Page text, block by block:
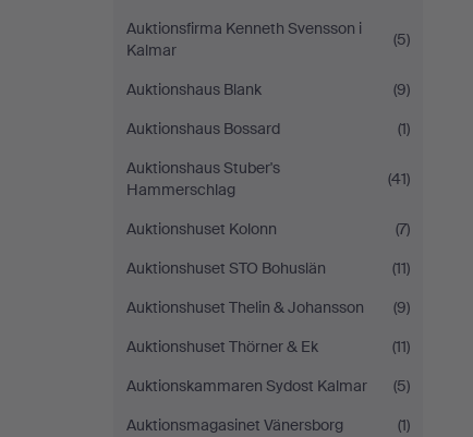
Auktionsfirma Kenneth Svensson i
Kalmar
(5)
Auktionshaus Blank
(9)
Auktionshaus Bossard
(1)
Auktionshaus Stuber's
Hammerschlag
(41)
Auktionshuset Kolonn
(7)
Auktionshuset STO Bohuslän
(11)
Auktionshuset Thelin & Johansson
(9)
Auktionshuset Thörner & Ek
(11)
Auktionskammaren Sydost Kalmar
(5)
Auktionsmagasinet Vänersborg
(1)